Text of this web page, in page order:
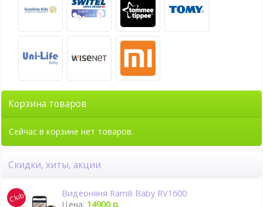
Корзина товаров
Сейчас в корзине нет товаров.
Скидки, хиты, акции
Видеоняня Ramili Baby RV1600
Цена: 14900 р.